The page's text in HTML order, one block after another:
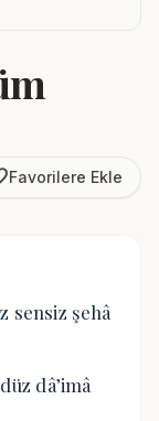
Favorilere Ekle
sensiz şehâ
dâ’imâ